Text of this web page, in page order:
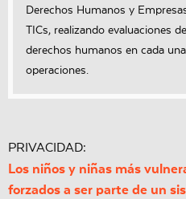
Derechos Humanos y
TICs, realizando evaluaciones
derechos humanos en cada
operaciones.
PRIVACIDAD:
Los niños y niñas más
forzados a ser parte de un